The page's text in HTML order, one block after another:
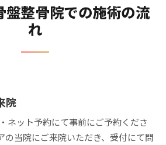
盤整骨院での施術の流
れ
院
ネット予約にて事前にご予約くださ
の当院にご来院いただき、受付にて問